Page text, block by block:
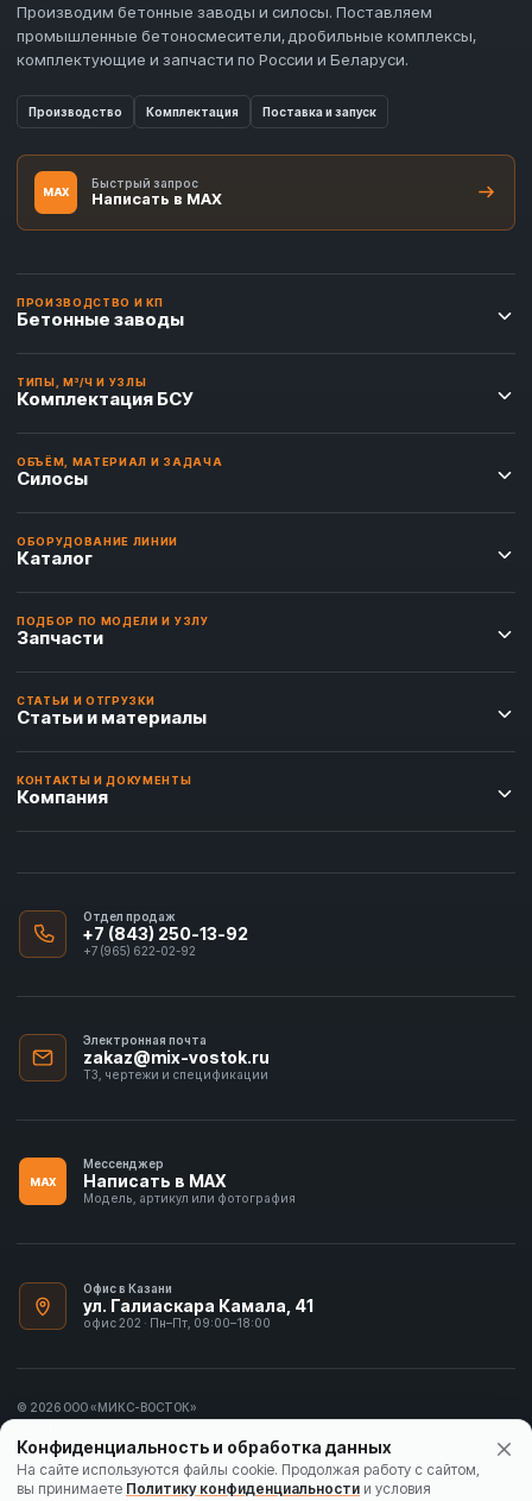
Производим бетонные заводы и силосы. Поставляем
промышленные бетоносмесители, дробильные комплексы,
комплектующие и запчасти по России и Беларуси.
Производство Комплектация Поставка и запуск
MAX
Быстрый запрос
Написать в MAX
ПРОИЗВОДСТВО И КП
Бетонные заводы
ТИПЫ, М³/Ч И УЗЛЫ
Комплектация БСУ
ОБЪЁМ, МАТЕРИАЛ И ЗАДАЧА
Силосы
ОБОРУДОВАНИЕ ЛИНИИ
Каталог
ПОДБОР ПО МОДЕЛИ И УЗЛУ
Запчасти
СТАТЬИ И ОТГРУЗКИ
Статьи и материалы
КОНТАКТЫ И ДОКУМЕНТЫ
Компания
Отдел продаж
+7 (843) 250-13-92
+7 (965) 622-02-92
Электронная почта
zakaz@mix-vostok.ru
ТЗ, чертежи и спецификации
MAX
Мессенджер
Написать в MAX
Модель, артикул или фотография
Офис в Казани
ул. Галиаскара Камала, 41
офис 202 · Пн–Пт, 09:00–18:00
© 2026 ООО «МИКС-ВОСТОК»
Политика конфиденциальности
Конфиденциальность и обработка данных
На сайте используются файлы cookie. Продолжая работу с сайтом,
вы принимаете Политику конфиденциальности и условия